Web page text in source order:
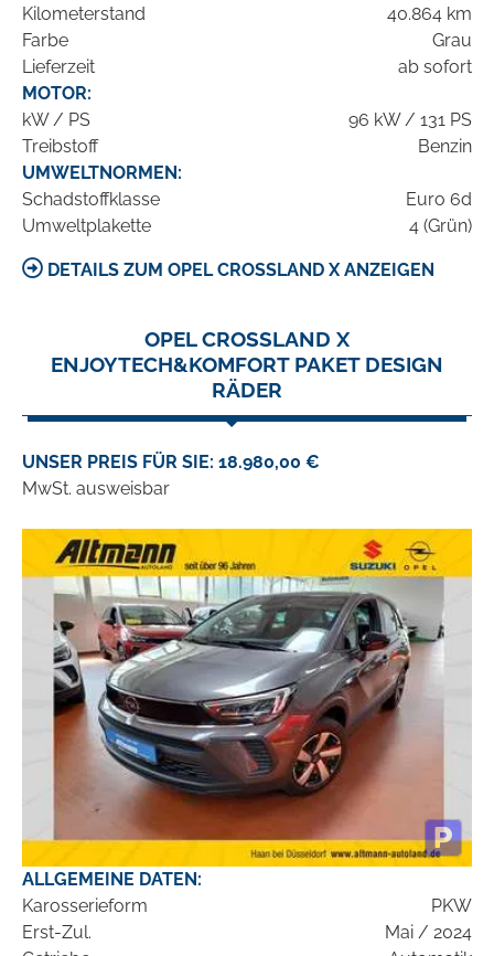
Kilometerstand
40.864 km
Farbe
Grau
Lieferzeit
ab sofort
MOTOR:
kW / PS
96 kW / 131 PS
Treibstoff
Benzin
UMWELTNORMEN:
Schadstoffklasse
Euro 6d
Umweltplakette
4 (Grün)
DETAILS ZUM OPEL CROSSLAND X ANZEIGEN
OPEL CROSSLAND X
ENJOYTECH&KOMFORT PAKET DESIGN
RÄDER
UNSER PREIS FÜR SIE: 18.980,00 €
MwSt. ausweisbar
ALLGEMEINE DATEN:
Karosserieform
PKW
Erst-Zul.
Mai / 2024